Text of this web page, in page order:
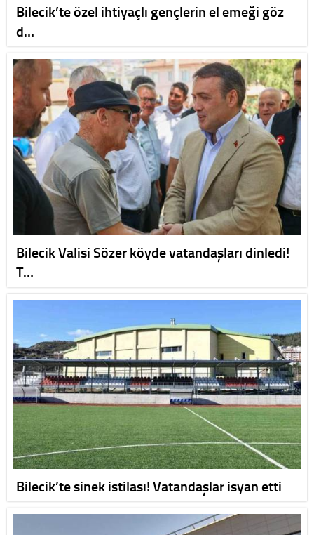
Bilecik’te özel ihtiyaçlı gençlerin el emeği göz
d…
Bilecik Valisi Sözer köyde vatandaşları dinledi!
T…
Bilecik’te sinek istilası! Vatandaşlar isyan etti